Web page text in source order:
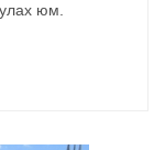
юм.